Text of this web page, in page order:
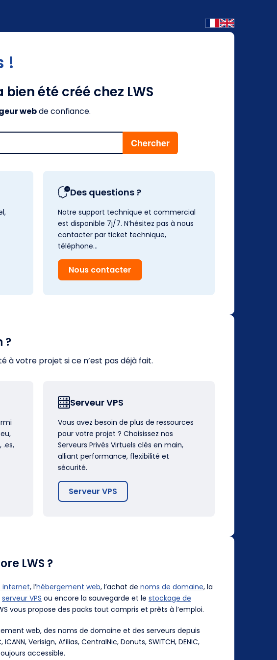
!
bien été créé chez LWS
webde confiance.
Des questions ?
Notre support technique et commercial
est disponible 7j/7. N’hésitez pas à nous
contacter par ticket technique,
téléphone…
Nous contacter
?
votre projet si ce n’est pas déjà fait.
.es,
Serveur VPS
Vous avez besoin de plus de ressources
pour votre projet ? Choisissez nos
Serveurs Privés Virtuels clés en main,
alliant performance, flexibilité et
sécurité.
Serveur VPS
LWS ?
internet, l’hébergement web, l’achat de noms de domaine, la
serveur VPS ou encore la sauvegarde et le stockage de
vous propose des packs tout compris et prêts à l’emploi.
web, des noms de domaine et des serveurs depuis
ICANN, Verisign, Afilias, CentralNic, Donuts, SWITCH, DENIC,
accessible.